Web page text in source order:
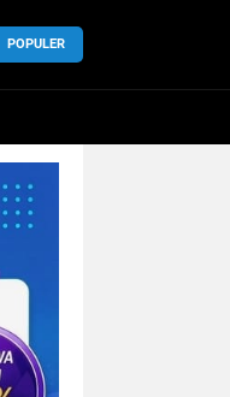
POPULER